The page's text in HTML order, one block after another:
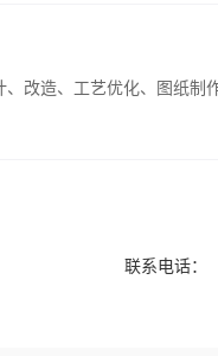
改造、工艺优化、图纸
联系电话：